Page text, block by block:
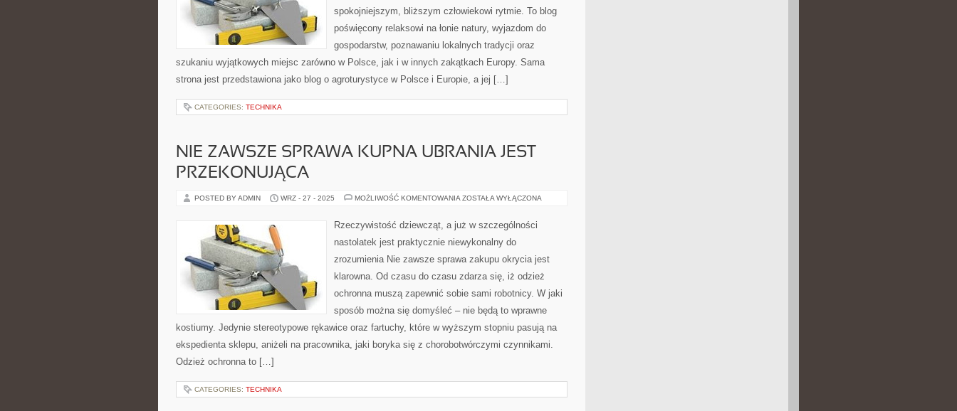
spokojniejszym, bliższym człowiekowi rytmie. To blog
poświęcony relaksowi na łonie natury, wyjazdom do
gospodarstw, poznawaniu lokalnych tradycji oraz
szukaniu wyjątkowych miejsc zarówno w Polsce, jak i w innych zakątkach Europy. Sama
strona jest przedstawiona jako blog o agroturystyce w Polsce i Europie, a jej […]
CATEGORIES: TECHNIKA
NIE ZAWSZE SPRAWA KUPNA UBRANIA JEST
PRZEKONUJĄCA
POSTED BY ADMIN WRZ - 27 - 2025 MOŻLIWOŚĆ KOMENTOWANIA NIE
KUPNA
UBRANIA
PRZEKONUJĄCA
ZOSTAŁA WYŁĄCZONA
Rzeczywistość dziewcząt, a już w szczególności
nastolatek jest praktycznie niewykonalny do
zrozumienia Nie zawsze sprawa zakupu okrycia jest
klarowna. Od czasu do czasu zdarza się, iż odzież
ochronna muszą zapewnić sobie sami robotnicy. W jaki
sposób można się domyśleć – nie będą to wprawne
kostiumy. Jedynie stereotypowe rękawice oraz fartuchy, które w wyższym stopniu pasują na
ekspedienta sklepu, aniżeli na pracownika, jaki boryka się z chorobotwórczymi czynnikami.
Odzież ochronna to […]
CATEGORIES: TECHNIKA